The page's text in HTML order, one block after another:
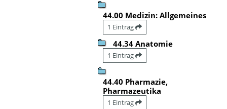
44.00 Medizin: Allgemeines
1 Eintrag
44.34 Anatomie
1 Eintrag
44.40 Pharmazie,
Pharmazeutika
1 Eintrag